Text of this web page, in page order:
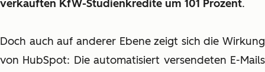
verkauften KfW-Studienkredite um 101 Prozent.
Doch auch auf anderer Ebene zeigt sich die Wirkung
von HubSpot: Die automatisiert versendeten E-Mails